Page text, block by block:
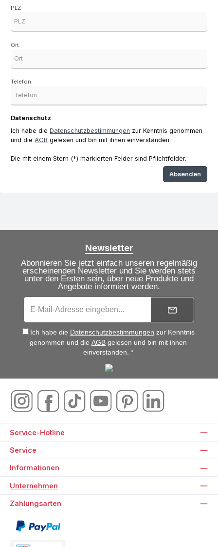
PLZ
Ort
Telefon
Datenschutz
Ich habe die Datenschutzbestimmungen zur Kenntnis genommen
und die AGB gelesen und bin mit ihnen einverstanden.
Die mit einem Stern (*) markierten Felder sind Pflichtfelder.
Absenden
Newsletter
Abonnieren Sie jetzt einfach unseren regelmäßig
erscheinenden Newsletter und Sie werden stets
unter den Ersten sein, über neue Produkte und
Angebote informiert werden.
Ich habe die Datenschutzbestimmungen zur Kenntnis
genommen und die AGB gelesen und bin mit ihnen
einverstanden. *
Service-Hotline
Service
Informationen
Unternehmen
Zahlungsarten